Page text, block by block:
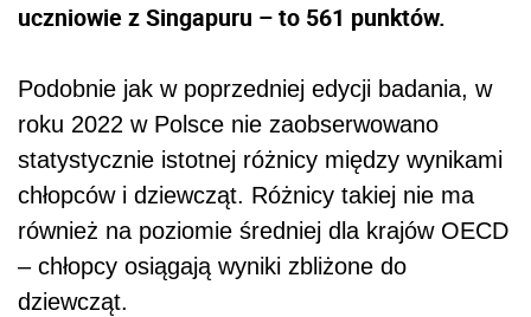
uczniowie z Singapuru – to 561 punktów.
Podobnie jak w poprzedniej edycji badania, w
roku 2022 w Polsce nie zaobserwowano
statystycznie istotnej różnicy między wynikami
chłopców i dziewcząt. Różnicy takiej nie ma
również na poziomie średniej dla krajów OECD
– chłopcy osiągają wyniki zbliżone do
dziewcząt.